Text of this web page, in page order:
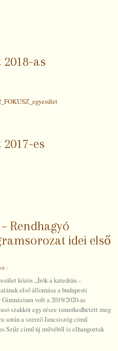
2018-as
2017-es
Rendhagyó
idei első
/
közös „Írók a katedrán –
első állomása a budapesti
volt a 2019/2020-as
szakkör egy része ismerkedhetett meg
során a szerző Jancsiszög című
Szűz című új művéből is elhangoztak